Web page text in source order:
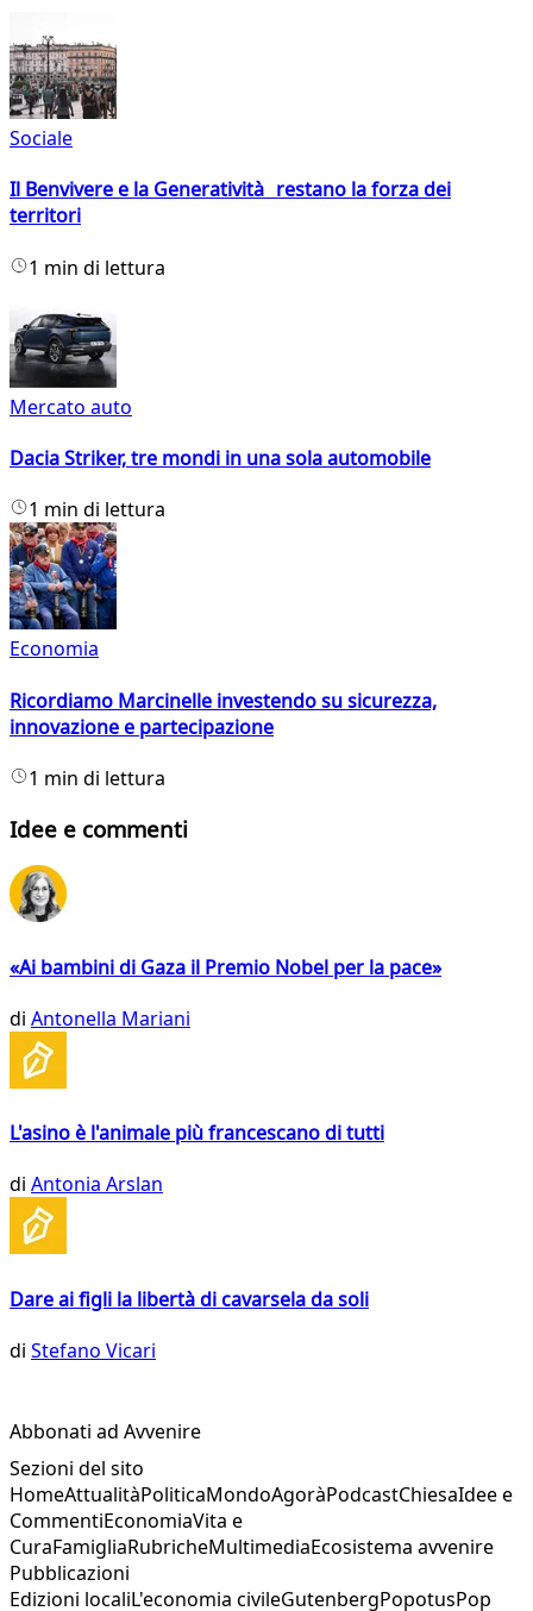
Sociale
Il Benvivere e la Generatività restano la forza dei
territori
1 min di lettura
Mercato auto
Dacia Striker, tre mondi in una sola automobile
1 min di lettura
Economia
Ricordiamo Marcinelle investendo su sicurezza,
innovazione e partecipazione
1 min di lettura
Idee e commenti
«Ai bambini di Gaza il Premio Nobel per la pace»
di Antonella Mariani
L'asino è l'animale più francescano di tutti
di Antonia Arslan
Dare ai figli la libertà di cavarsela da soli
di Stefano Vicari
Abbonati ad Avvenire
Sezioni del sito
HomeAttualitàPoliticaMondoAgoràPodcastChiesaIdee e
CommentiEconomiaVita e
CuraFamigliaRubricheMultimediaEcosistema avvenire
Pubblicazioni
Edizioni localiL'economia civileGutenbergPopotusPop